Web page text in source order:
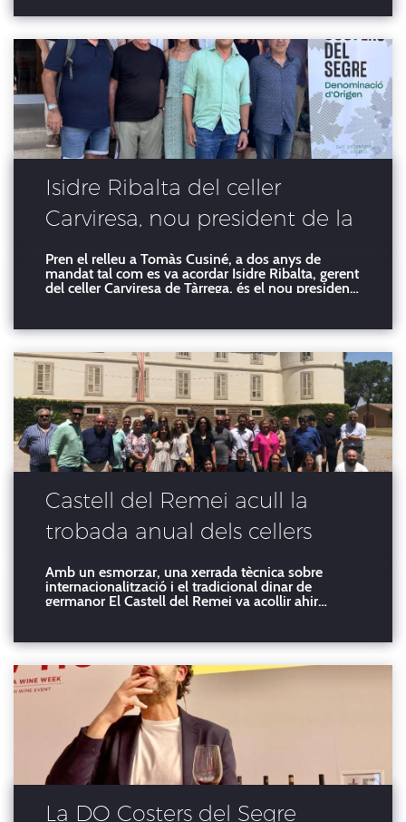
imprescindible per tastar noves anyades i novetats
Isidre Ribalta del celler
Carviresa, nou president de la
DO Costers del Segre
Pren el relleu a Tomàs Cusiné, a dos anys de
mandat tal com es va acordar Isidre Ribalta, gerent
del celler Carviresa de Tàrrega, és el nou president
el relleu a Tomàs Cusiné al cap de dos anys del s
Castell del Remei acull la
trobada anual dels cellers
Costers del Segre
Amb un esmorzar, una xerrada tècnica sobre
internacionalització i el tradicional dinar de
germanor El Castell del Remei va acollir ahir
reunió va comptar amb un esmorzar, una xerrada
La DO Costers del Segre